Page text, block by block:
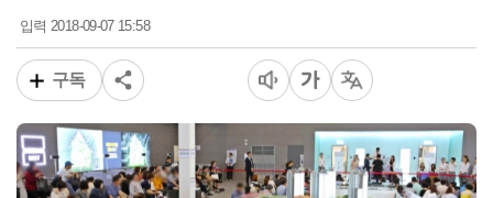
입력2018-09-07 15:58
구독